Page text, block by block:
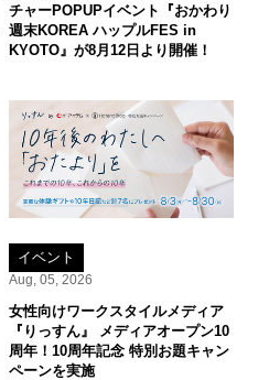
チャーPOPUPイベント『おかわり
週末KOREA ハップルFES in
KYOTO』が8月12日より開催！
イベント
Aug, 05, 2026
女性向けワークスタイルメディア
『りっすん』 メディアオープン10
周年！10周年記念 特別お題キャン
ペーンを実施